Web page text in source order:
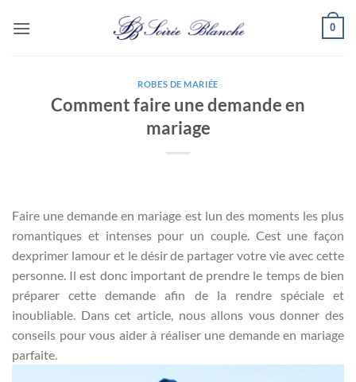
0
ROBES DE MARIÉE
Comment faire une demande en
mariage
Faire une demande en mariage est lun des moments les plus
romantiques et intenses pour un couple. Cest une façon
dexprimer lamour et le désir de partager votre vie avec cette
personne. Il est donc important de prendre le temps de bien
préparer cette demande afin de la rendre spéciale et
inoubliable. Dans cet article, nous allons vous donner des
conseils pour vous aider à réaliser une demande en mariage
parfaite.